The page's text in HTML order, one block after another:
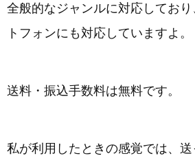
全般的なジャンルに対応してお
トフォンにも対応していますよ。
送料・振込手数料は無料です。
私が利用したときの感覚では、送